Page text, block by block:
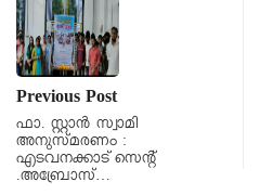
Previous Post
ഫാ. സ്റ്റാൻ സ്വാമി
അനുസ്മരണം :
എടവനക്കാട് സെൻ്റ്
.അബ്രോസ്…